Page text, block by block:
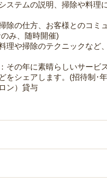
ステムの説明、掃除や料理
除の仕方、お客様とのコ
み、随時開催)
理や掃除のテクニックな
その年に素晴らしいサー
をシェアします。(招待制･
ン）貸与